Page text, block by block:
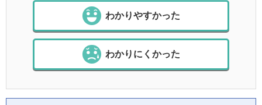
わかりやすかった
わかりにくかった